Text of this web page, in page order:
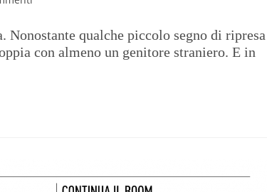
Nonostante qualche piccolo segno di ripresa
con almeno un genitore straniero. E in